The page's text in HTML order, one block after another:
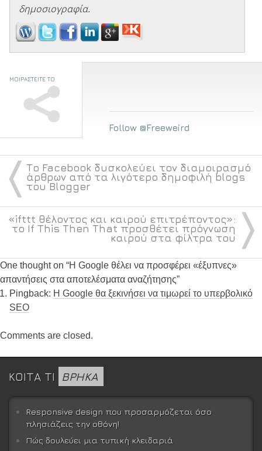
δημοσιογραφία.
ΜΟΙΡΑΣΤΕΙΤΕ ΤΟ
Follow @Freeweird
〈 Το Facebook δυσκολεύει τον διαμοιρασμό
άρθρων από τα λιγότερο δημοφιλή blogs
του Blogger
〉
«ifttt θέλοντος και καιρού επιτρέποντος»:
το If This Then That προσθέτει πρόγνωση
καιρού στα φίλτρα του
One thought on “Η Google θέλει να προσφέρει «έξυπνες»
απαντήσεις στα αποτελέσματα αναζήτησης”
Pingback: Η Google θα ξεκινήσει να τιμωρεί το υπερβολικό
SEO
Comments are closed.
ΚΟΙΤΑ ΤΙ ΒΡΗΚΑ
Responsive design που προσαρμόζεται όσο
πλησιάζεις την οθόνη!
Πώς δουλεύει μια τυπική κλειδαριά